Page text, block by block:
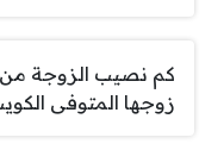
كم نصيب الزوجة
زوجها المتوفى